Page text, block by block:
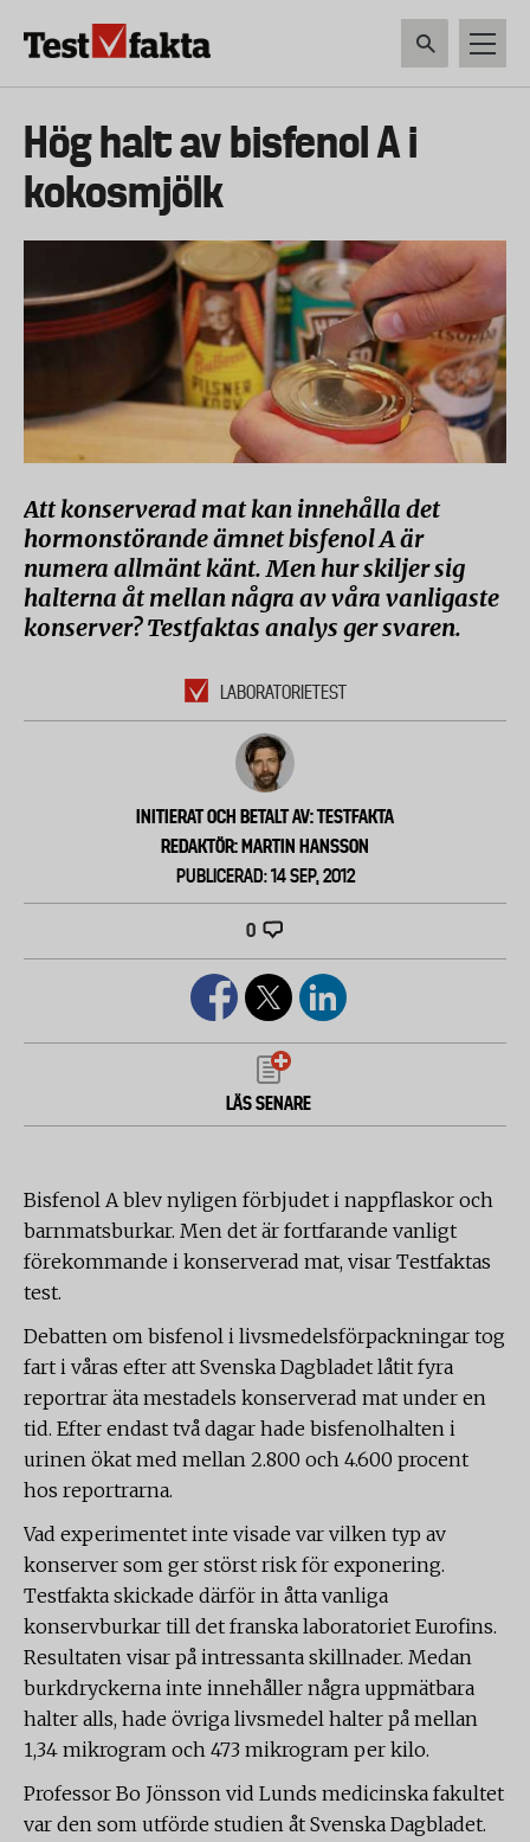
Huvudmeny
ny
Hög halt av bisfenol A i
kokosmjölk
Att konserverad mat kan innehålla det
hormonstörande ämnet bisfenol A är
numera allmänt känt. Men hur skiljer sig
halterna åt mellan några av våra vanligaste
konserver? Testfaktas analys ger svaren.
LABORATORIETEST
INITIERAT OCH BETALT AV: TESTFAKTA
REDAKTÖR: MARTIN HANSSON
PUBLICERAD: 14 SEP, 2012
0
LÄS SENARE
Bisfenol A blev nyligen förbjudet i nappflaskor och
barnmatsburkar. Men det är fortfarande vanligt
förekommande i konserverad mat, visar Testfaktas
test.
Debatten om bisfenol i livsmedelsförpackningar tog
fart i våras efter att Svenska Dagbladet låtit fyra
reportrar äta mestadels konserverad mat under en
tid. Efter endast två dagar hade bisfenolhalten i
urinen ökat med mellan 2.800 och 4.600 procent
hos reportrarna.
Vad experimentet inte visade var vilken typ av
konserver som ger störst risk för exponering.
Testfakta skickade därför in åtta vanliga
konservburkar till det franska laboratoriet Eurofins.
Resultaten visar på intressanta skillnader. Medan
burkdryckerna inte innehåller några uppmätbara
halter alls, hade övriga livsmedel halter på mellan
1,34 mikrogram och 473 mikrogram per kilo.
Professor Bo Jönsson vid Lunds medicinska fakultet
var den som utförde studien åt Svenska Dagbladet.